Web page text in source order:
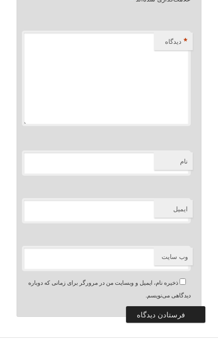
دیدگاه *
نام
ایمیل
وب‌ سایت
ذخیره نام، ایمیل و وبسایت من در مرورگر برای زمانی که دوباره
دیدگاهی می‌نویسم.